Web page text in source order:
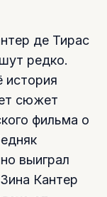
де Тирас
редко.
история
сюжет
фильма о
выиграл
Кантер